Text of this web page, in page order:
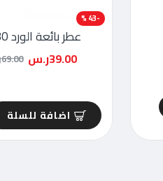
-43 %
عطر بائعة الورد 80مل
39.00ر.س 69.00ر.س
اضافة للسلة